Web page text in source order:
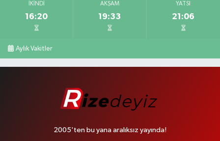
İKINDI
16:20
AKŞAM
19:33
YATSI
21:06
Aylık Vakitler
2005'ten bu yana aralıksız yayında!